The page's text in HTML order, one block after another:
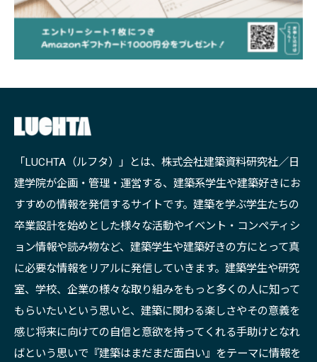
「LUCHTA（ルフタ）」とは、株式会社建築資料研究社／日
建学院が企画・管理・運営する、建築系学生や建築好きにお
すすめの情報を発信するサイトです。建築を学ぶ学生たちの
卒業設計を始めとした様々な活動やイベント・コンペティシ
ョン情報や読み物など、建築学生や建築好きの方にとって真
に必要な情報をリアルに発信していきます。建築学生や研究
室、学校、企業の様々な取り組みをもっと多くの人に知って
もらいたいという思いと、建築に関わる楽しさやその意義を
感じ将来に向けての自信と意欲を持ってくれる手助けとなれ
ばという思いで『建築はまだまだ面白い』をテーマに情報を